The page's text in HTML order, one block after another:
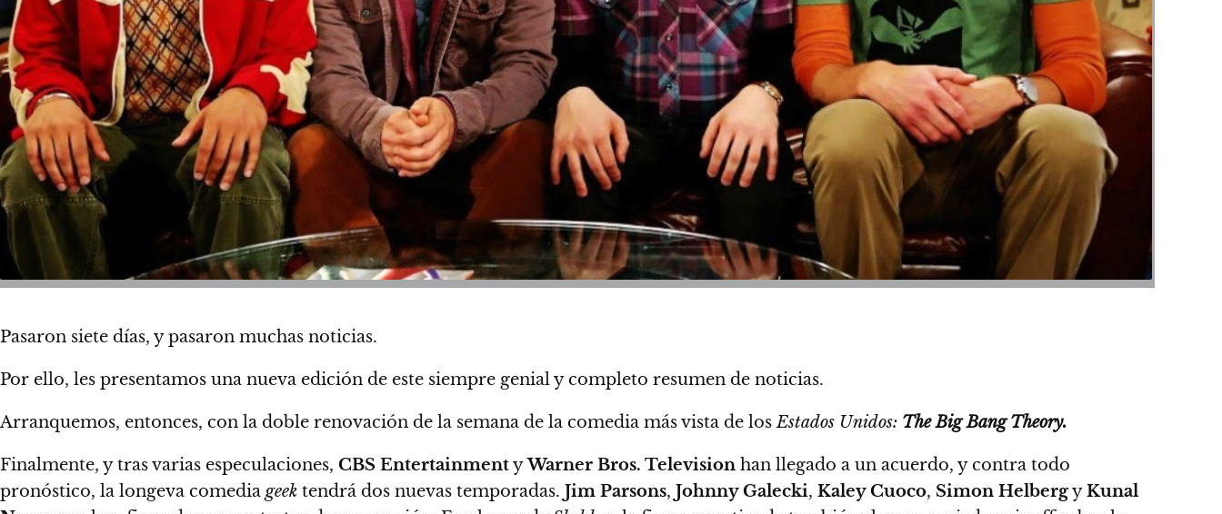
Pasaron siete días, y pasaron muchas noticias.
Por ello, les presentamos una nueva edición de este siempre genial y completo resumen de noticias.
Arranquemos, entonces, con la doble renovación de la semana de la comedia más vista de losEstados Unidos: The Big Bang Theory.
Finalmente, y tras varias especulaciones, CBS EntertainmentyWarner Bros. Television han llegado a un acuerdo, y contra todo
pronóstico, la longeva comedia geek tendrá dos nuevas temporadas. Jim Parsons, Johnny Galecki, Kaley Cuoco, Simon HelbergyKunal